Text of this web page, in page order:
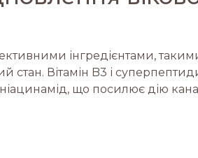
інгредієнтами,
Вітамін B3 і
що посилює дію